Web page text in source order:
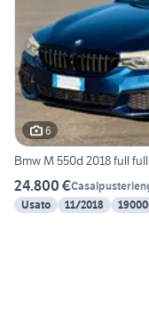
6
Bmw M 550d 2018 full full
24.800 €
Usato
11/2018